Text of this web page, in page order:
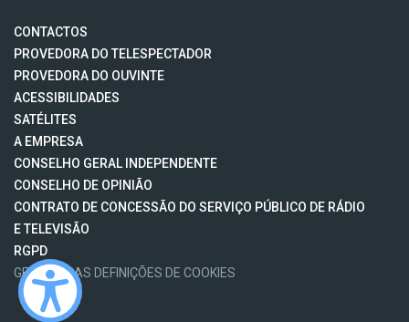
CONTACTOS
PROVEDORA DO TELESPECTADOR
PROVEDORA DO OUVINTE
ACESSIBILIDADES
SATÉLITES
A EMPRESA
CONSELHO GERAL INDEPENDENTE
CONSELHO DE OPINIÃO
CONTRATO DE CONCESSÃO DO SERVIÇO PÚBLICO DE RÁDIO
E TELEVISÃO
RGPD
GESTÃO DAS DEFINIÇÕES DE COOKIES